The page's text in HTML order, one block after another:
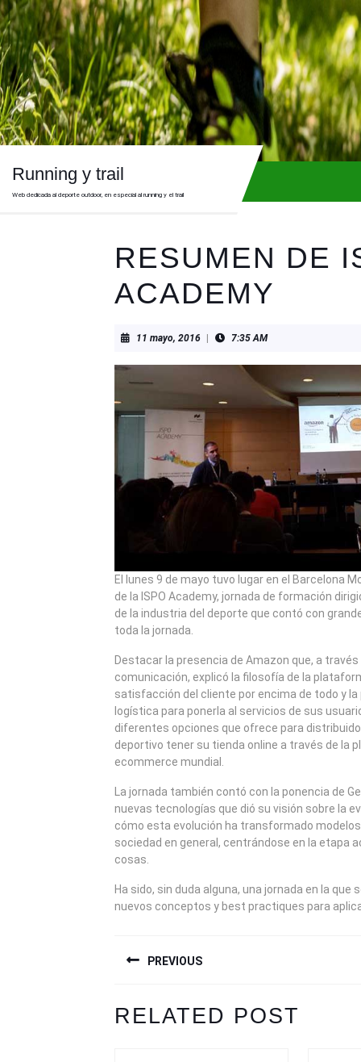
Skip
to
content
Running y trail
Web dedicada al deporte outdoor, en especial al running y el trail
RESUMEN DE
ACADEMY
11 mayo, 201611
2016
7:35 AM
El lunes 9 de mayo tuvo lugar en el Barcelona
de la ISPO Academy, jornada de formación
de la industria del deporte que contó con
toda la jornada.
Destacar la presencia de Amazon que, a
comunicación, explicó la filosofía de la
satisfacción del cliente por encima de todo y
logística para ponerla al servicios de sus
diferentes opciones que ofrece para
deportivo tener su tienda online a través de la
ecommerce mundial.
La jornada también contó con la ponencia de
nuevas tecnologías que dió su visión sobre la
cómo esta evolución ha transformado modelos
sociedad en general, centrándose en la etapa
cosas.
Ha sido, sin duda alguna, una jornada en la que
nuevos conceptos y best practiques para
DE
ENTRADAS
PREVIOUS
post:
RELATED POST